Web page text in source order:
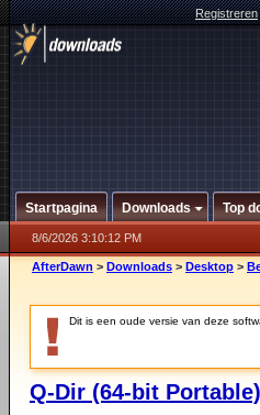
Registreren
Startpagina Downloads Top
8/6/2026 3:10:12 PM
AfterDawn > Downloads > Desktop >
Dit is een oude versie van deze
Q-Dir (64-bit